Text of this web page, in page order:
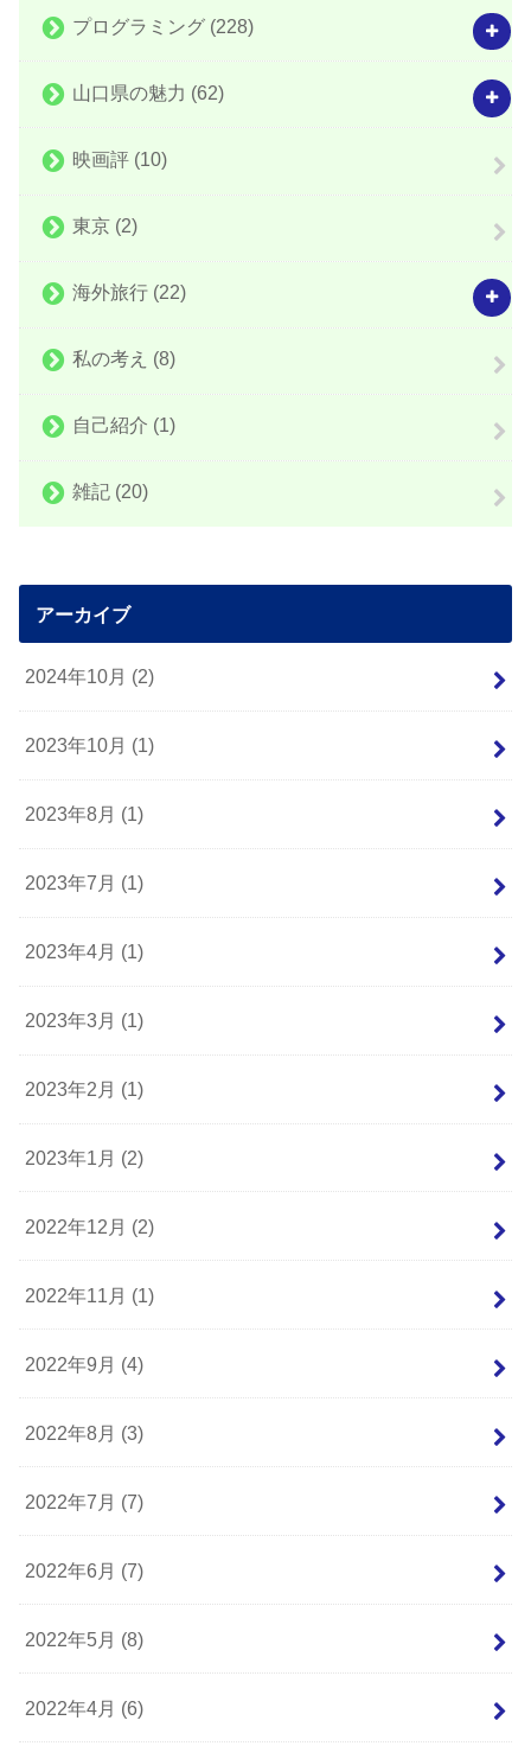
プログラミング (228)
山口県の魅力 (62)
映画評 (10)
東京 (2)
海外旅行 (22)
私の考え (8)
自己紹介 (1)
雑記 (20)
アーカイブ
2024年10月 (2)
2023年10月 (1)
2023年8月 (1)
2023年7月 (1)
2023年4月 (1)
2023年3月 (1)
2023年2月 (1)
2023年1月 (2)
2022年12月 (2)
2022年11月 (1)
2022年9月 (4)
2022年8月 (3)
2022年7月 (7)
2022年6月 (7)
2022年5月 (8)
2022年4月 (6)